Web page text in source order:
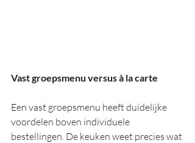
Vast groepsmenu versus à la carte
Een vast groepsmenu heeft duidelijke
voordelen boven individuele
bestellingen. De keuken weet precies wat